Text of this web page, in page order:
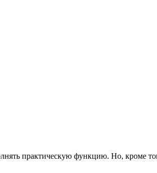
практическую функцию. Но, кроме